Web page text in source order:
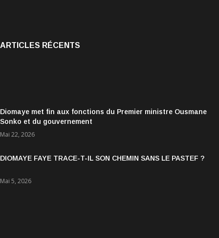
ARTICLES RÉCENTS
Diomaye met fin aux fonctions du Premier ministre Ousmane
Sonko et du gouvernement
Mai 22, 2026
DIOMAYE FAYE TRACE-T-IL SON CHEMIN SANS LE PASTEF ?
Mai 5, 2026